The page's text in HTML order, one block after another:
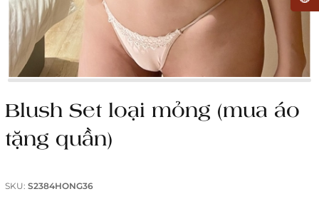
Blush Set loại mỏng (mua áo
tặng quần)
SKU: S2384HONG36